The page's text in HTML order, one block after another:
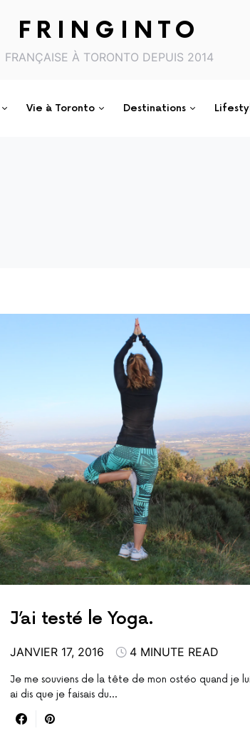
FRINGINTO
FRANÇAISE À TORONTO DEPUIS 2014
Vie à Toronto Destinations
J’ai testé le Yoga.
JANVIER 17, 2016 4 MINUTE READ
Je me souviens de la tête de mon ostéo quand je lui
ai dis que je faisais du…